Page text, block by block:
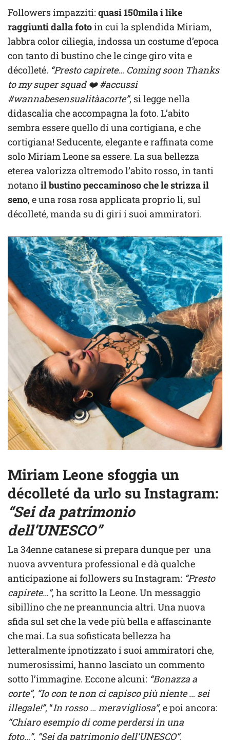
Followers impazziti: quasi 150mila i like
raggiunti dalla fotoin cui la splendida Miriam,
labbra color ciliegia, indossa un costume d’epoca
con tanto di bustino che le cinge giro vita e
décolleté. “Presto capirete… Coming soon Thanks
to my super squad ❤️ #accussì
#wannabesensualitàacorte”, si legge nella
didascalia che accompagna la foto. L’abito
sembra essere quello di una cortigiana, e che
cortigiana! Seducente, elegante e raffinata come
solo Miriam Leone sa essere. La sua bellezza
eterea valorizza oltremodo l’abito rosso, in tanti
notanoil bustino peccaminoso che le strizza il
seno, e una rosa rosa applicata proprio lì, sul
décolleté, manda su di giri i suoi ammiratori.
Miriam Leone sfoggia un
décolleté da urlo su Instagram:
“Sei da patrimonio
dell’UNESCO”
La 34enne catanese si prepara dunque per una
nuova avventura professional e dà qualche
anticipazione ai followers su Instagram: “Presto
capirete…”, ha scritto la Leone. Un messaggio
sibillino che ne preannuncia altri. Una nuova
sfida sul set che la vede più bella e affascinante
che mai. La sua sofisticata bellezza ha
letteralmente ipnotizzato i suoi ammiratori che,
numerosissimi, hanno lasciato un commento
sotto l’immagine. Eccone alcuni: “Bonazza a
corte”, “Io con te non ci capisco più niente … sei
illegale!”, “In rosso … meravigliosa”, e poi ancora:
“Chiaro esempio di come perdersi in una
foto…”, “Sei da patrimonio dell’UNESCO”.